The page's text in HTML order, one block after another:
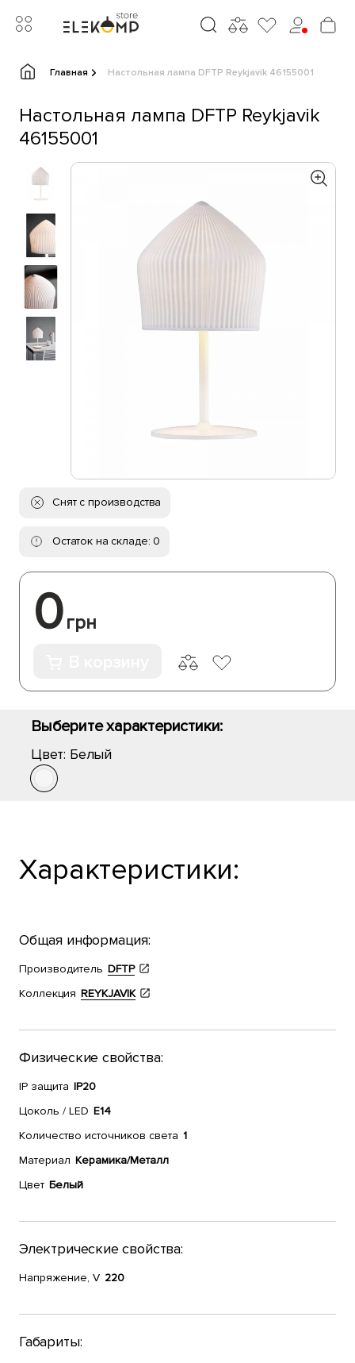
Главная Настольная лампа DFTP Reykjavik 46155001
Настольная лампа DFTP Reykjavik
46155001
Снят с производства
Остаток на складе: 0
0грн
Выберите характеристики:
Цвет: Белый
Характеристики:
Общая информация:
Производитель DFTP
Коллекция REYKJAVIK
Физические свойства:
IP защита IP20
Цоколь / LED E14
Количество источников света 1
Материал Керамика/Металл
Цвет Белый
Электрические свойства:
Напряжение, V 220
Габариты: